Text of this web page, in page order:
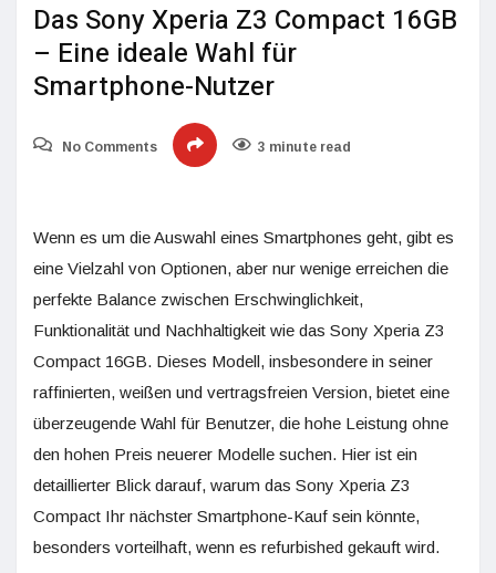
Das Sony Xperia Z3 Compact 16GB
– Eine ideale Wahl für
Smartphone-Nutzer
No Comments 3 minute read
Wenn es um die Auswahl eines Smartphones geht, gibt es
eine Vielzahl von Optionen, aber nur wenige erreichen die
perfekte Balance zwischen Erschwinglichkeit,
Funktionalität und Nachhaltigkeit wie das Sony Xperia Z3
Compact 16GB. Dieses Modell, insbesondere in seiner
raffinierten, weißen und vertragsfreien Version, bietet eine
überzeugende Wahl für Benutzer, die hohe Leistung ohne
den hohen Preis neuerer Modelle suchen. Hier ist ein
detaillierter Blick darauf, warum das Sony Xperia Z3
Compact Ihr nächster Smartphone-Kauf sein könnte,
besonders vorteilhaft, wenn es refurbished gekauft wird.